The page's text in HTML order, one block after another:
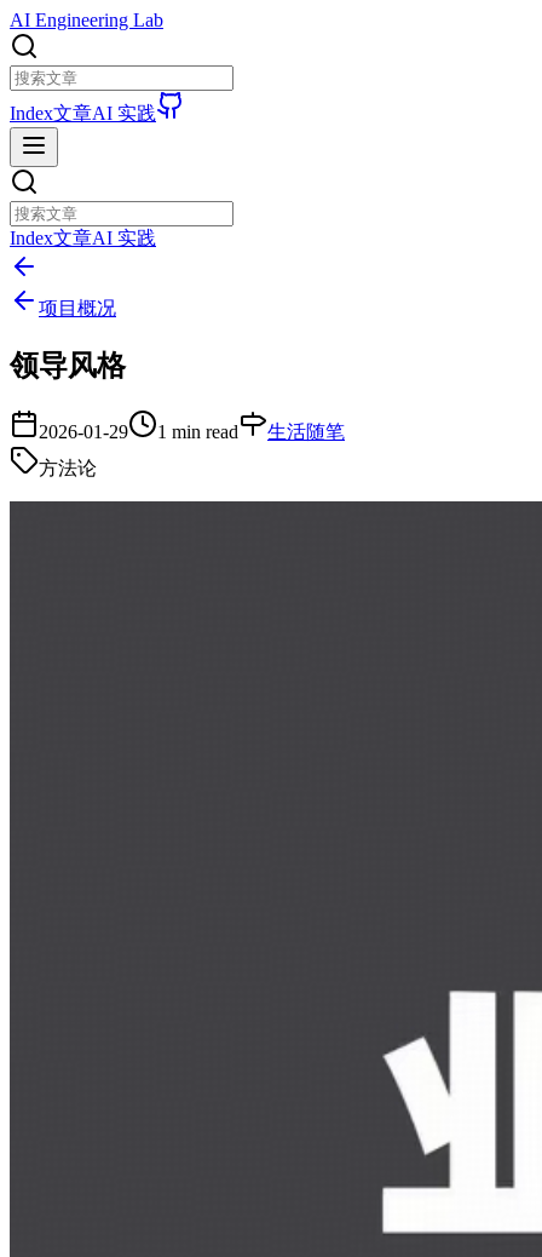
AI Engineering Lab
Index文章AI 实践
Index文章AI 实践
项目概况
领导风格
2026-01-29 1 min read
生活随笔
方法论